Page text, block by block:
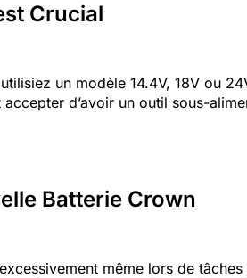
Crucial
un modèle 14.4V, 18V ou
d’avoir un outil sous-
Batterie Crown
même lors de